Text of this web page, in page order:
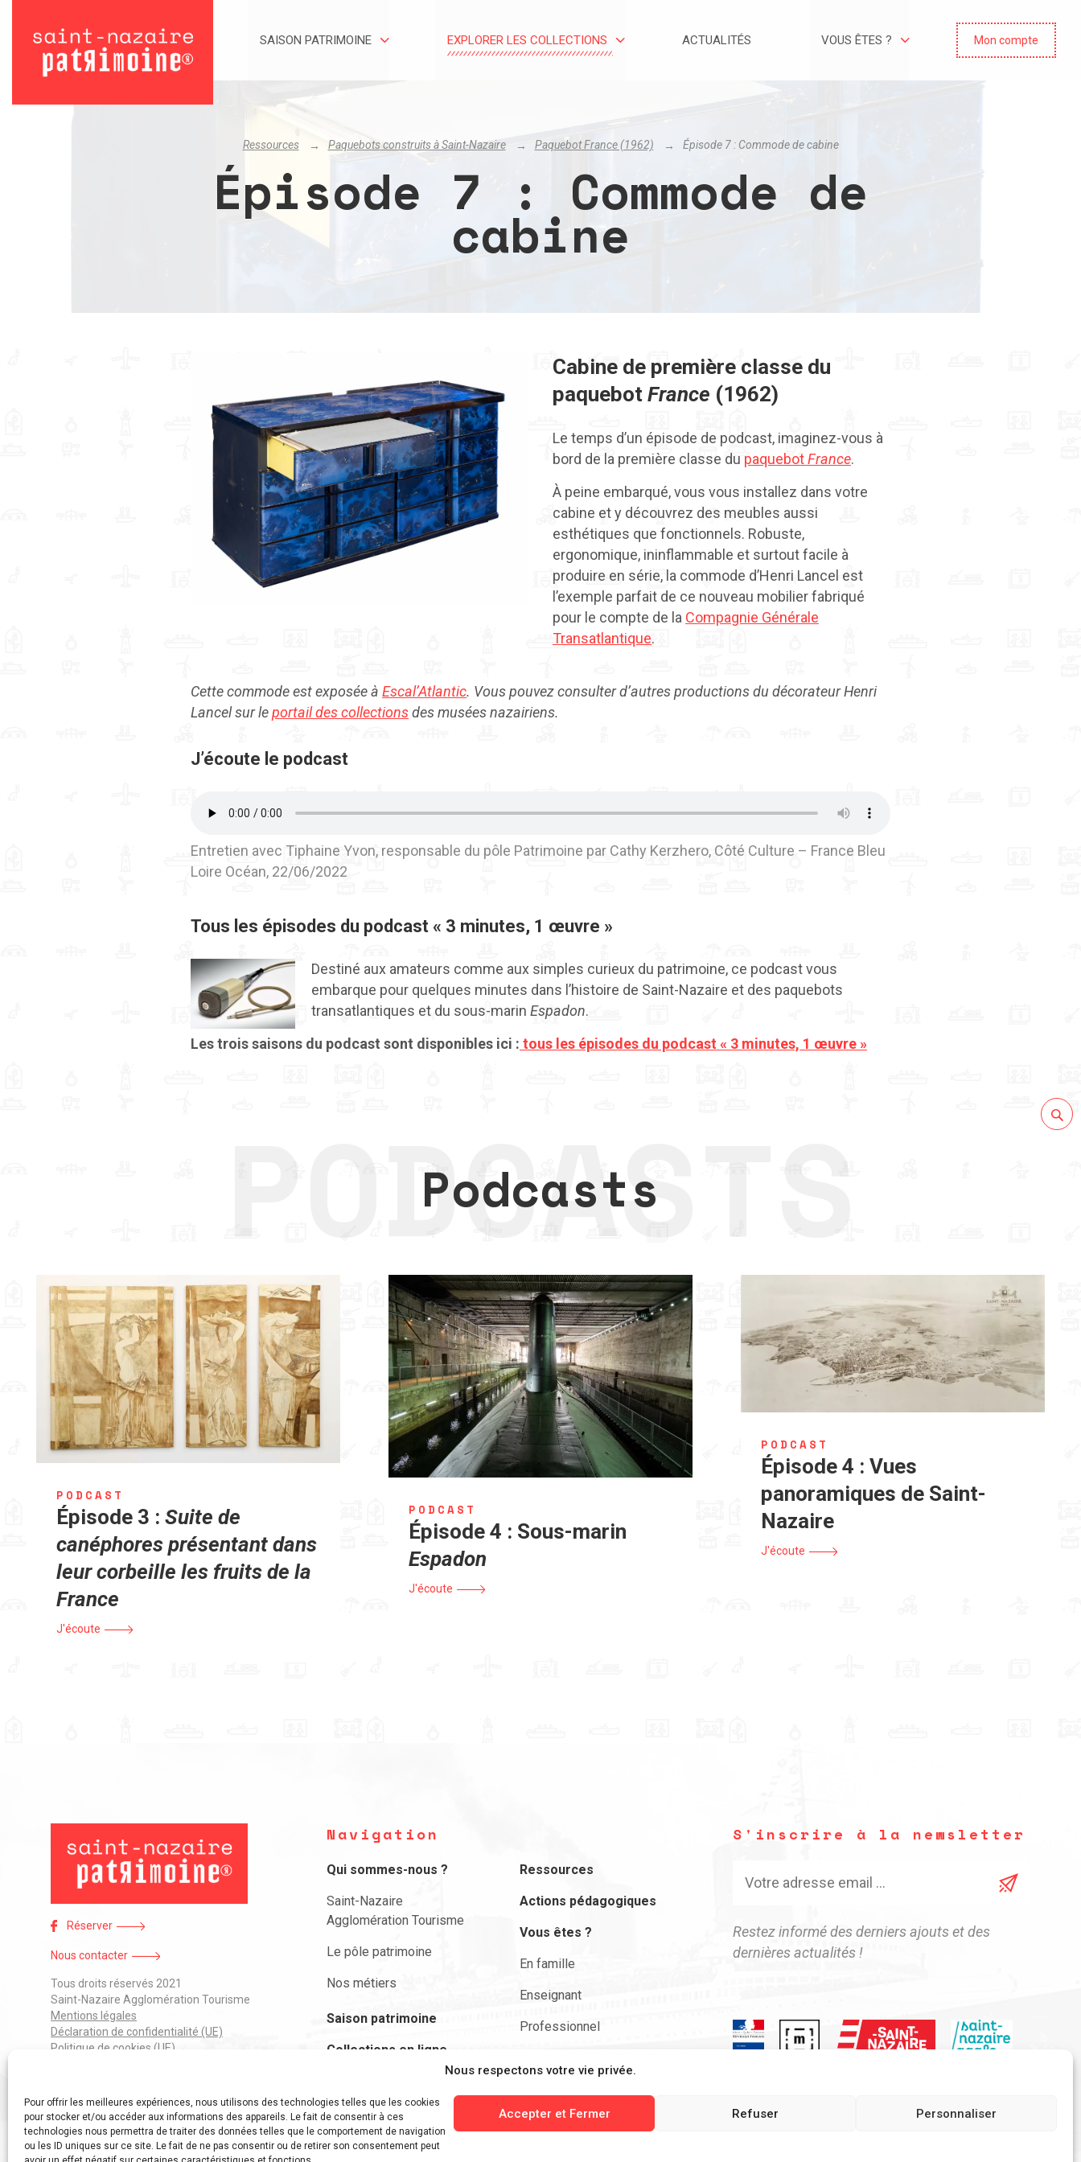
Nous respectons votre vie privée.
Pour offrir les meilleures expériences, nous utilisons des technologies telles que les cookies
pour stocker et/ou accéder aux informations des appareils. Le fait de consentir à ces
technologies nous permettra de traiter des données telles que le comportement de navigation
ou les ID uniques sur ce site. Le fait de ne pas consentir ou de retirer son consentement peut
Accepter et Fermer Refuser Personnaliser
SAISON PATRIMOINE EXPLORER LES COLLECTIONS ACTUALITÉS VOUS ÊTES ? Mon compte
Ressources Paquebots construits à Saint-Nazaire Paquebot France (1962) Épisode 7 : Commode de cabine
Épisode 7 : Commode de
cabine
Cabine de première classe du
paquebot France (1962)
Le temps d’un épisode de podcast, imaginez-vous à
bord de la première classe du paquebotFrance.
À peine embarqué, vous vous installez dans votre
cabine et y découvrez des meubles aussi
esthétiques que fonctionnels. Robuste,
ergonomique, ininflammable et surtout facile à
produire en série, la commode d’Henri Lancel est
l’exemple parfait de ce nouveau mobilier fabriqué
pour le compte de la Compagnie Générale
Transatlantique.
Cette commode est exposée à Escal’Atlantic. Vous pouvez consulter d’autres productions du décorateur Henri
Lancel sur leportail des collectionsdes musées nazairiens.
J’écoute le podcast
Entretien avec Tiphaine Yvon, responsable du pôle Patrimoine par Cathy Kerzhero, Côté Culture – France Bleu
Loire Océan, 22/06/2022
Tous les épisodes du podcast « 3 minutes, 1 œuvre »
Destiné aux amateurs comme aux simples curieux du patrimoine, ce podcast vous
embarque pour quelques minutes dans l’histoire de Saint-Nazaire et des paquebots
transatlantiques et du sous-marin Espadon.
Les trois saisons du podcast sont disponibles ici : tous les épisodes du podcast « 3 minutes, 1 œuvre »
Podcasts
PODCAST
Épisode 3 : Suite de
canéphores présentant dans
leur corbeille les fruits de la
France
J'écoute
PODCAST
Épisode 4 : Sous-marin
Espadon
J'écoute
PODCAST
Épisode 4 : Vues
panoramiques de Saint-
Nazaire
J'écoute
Réserver
Nous contacter
Tous droits réservés 2021
Saint-Nazaire Agglomération Tourisme
Mentions légales
Déclaration de confidentialité (UE)
Politique de cookies (UE)
Navigation
Qui sommes-nous ?
Saint-Nazaire
Agglomération Tourisme
Le pôle patrimoine
Nos métiers
Saison patrimoine
Collections en ligne
Participer
Ressources
Actions pédagogiques
Vous êtes ?
En famille
Enseignant
Professionnel
Nous contacter
Rechercher
S'inscrire à la newsletter
Restez informé des derniers ajouts et des
dernières actualités !